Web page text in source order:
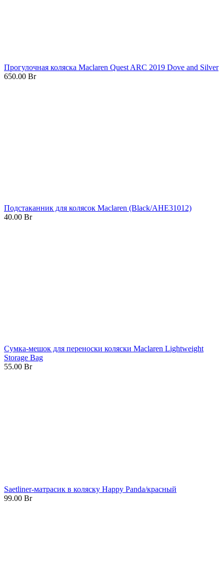
Прогулочная коляска Maclaren Quest ARC 2019 Dove and Silver
650.00 Br
Подстаканник для колясок Maclaren (Black/AHE31012)
40.00 Br
Сумка-мешок для переноски коляски Maclaren Lightweight
Storage Bag
55.00 Br
Saetliner-матрасик в коляску Happy Panda/красный
99.00 Br